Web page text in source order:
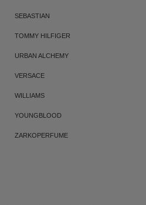
SEBASTIAN
TOMMY HILFIGER
URBAN ALCHEMY
VERSACE
WILLIAMS
YOUNGBLOOD
ZARKOPERFUME